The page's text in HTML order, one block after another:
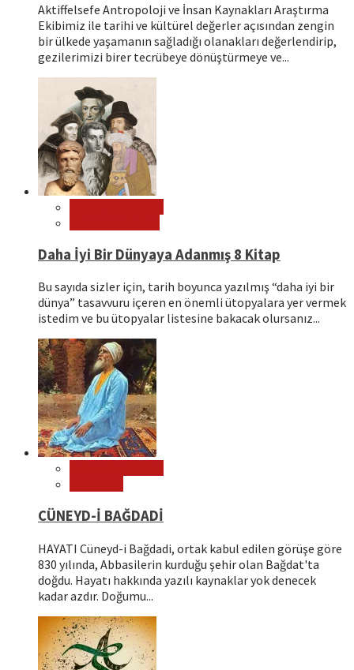
Aktiffelsefe Antropoloji ve İnsan Kaynakları Araştırma
Ekibimiz ile tarihi ve kültürel değerler açısından zengin
bir ülkede yaşamanın sağladığı olanakları değerlendirip,
gezilerimizi birer tecrübeye dönüştürmeye ve...
Daha İyi Bir Dünyaya Adanmış 8 Kitap
Bu sayıda sizler için, tarih boyunca yazılmış “daha iyi bir
dünya” tasavvuru içeren en önemli ütopyalara yer vermek
istedim ve bu ütopyalar listesine bakacak olursanız...
CÜNEYD-İ BAĞDADİ
HAYATI Cüneyd-i Bağdadi, ortak kabul edilen görüşe göre
830 yılında, Abbasilerin kurduğu şehir olan Bağdat'ta
doğdu. Hayatı hakkında yazılı kaynaklar yok denecek
kadar azdır. Doğumu...